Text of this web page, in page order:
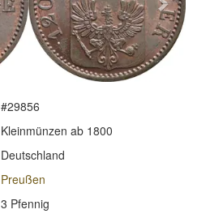
Next
#29856
Kleinmünzen ab 1800
Deutschland
Preußen
3 Pfennig